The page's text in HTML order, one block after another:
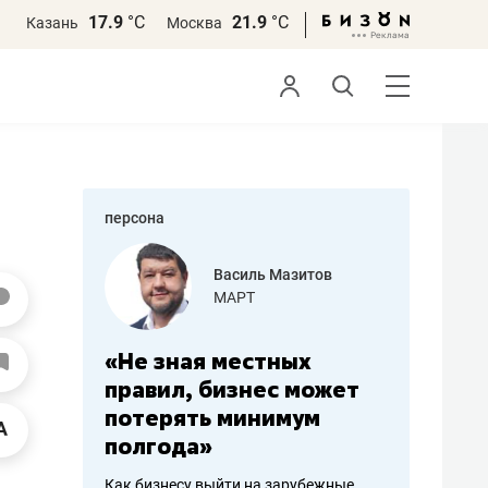
Казань 17.9 °С Москва 21.9 °С
персона
работа
Василь Мазитов
МАРТ
«Не зная местных
правил, бизнес может
потерять минимум
полгода»